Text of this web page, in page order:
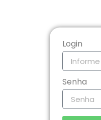
Login
Senha